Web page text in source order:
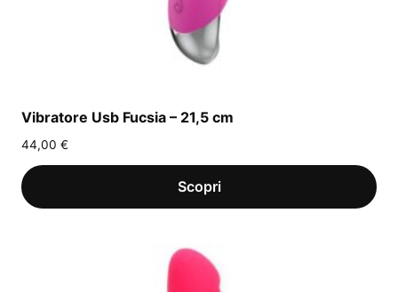
Vibratore Usb Fucsia – 21,5 cm
44,00 €